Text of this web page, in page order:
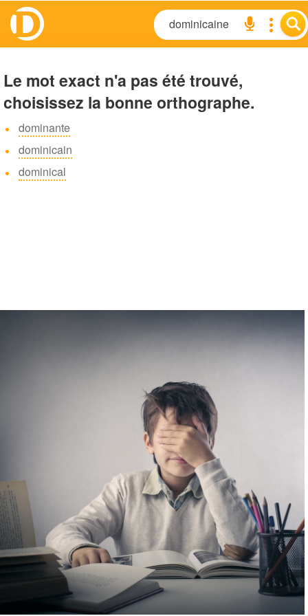
Le mot exact n'a pas été trouvé,
choisissez la bonne orthographe.
dominante
dominicain
dominical